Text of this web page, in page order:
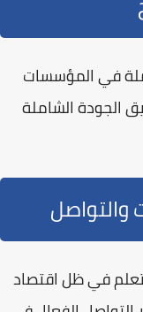
في المؤسسات
الجودة الشاملة
والتواصل
في ظل اقتصاد